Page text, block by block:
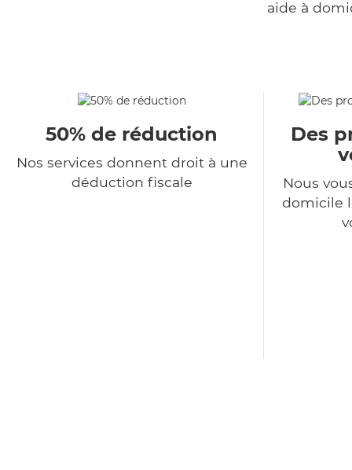
aide à
50% de réduction
Nos services donnent droit à une
déduction fiscale
Des
Nous
domicile